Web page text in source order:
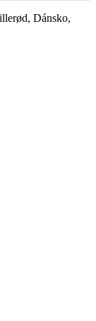
Dánsko,